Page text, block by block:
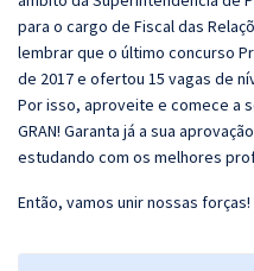
para o cargo de Fiscal das
lembrar que o último concurso
de 2017 e ofertou 15 vagas de
Por isso, aproveite e comece a
GRAN! Garanta já a sua
estudando com os melhores
Então, vamos unir nossas